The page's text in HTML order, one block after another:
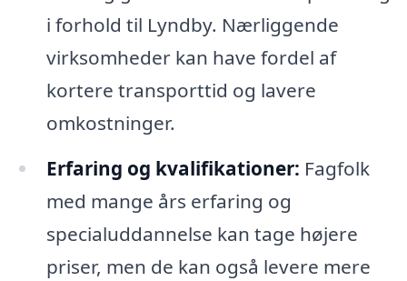
i forhold til Lyndby. Nærliggende
virksomheder kan have fordel af
kortere transporttid og lavere
omkostninger.
Erfaring og kvalifikationer: Fagfolk
med mange års erfaring og
specialuddannelse kan tage højere
priser, men de kan også levere mere